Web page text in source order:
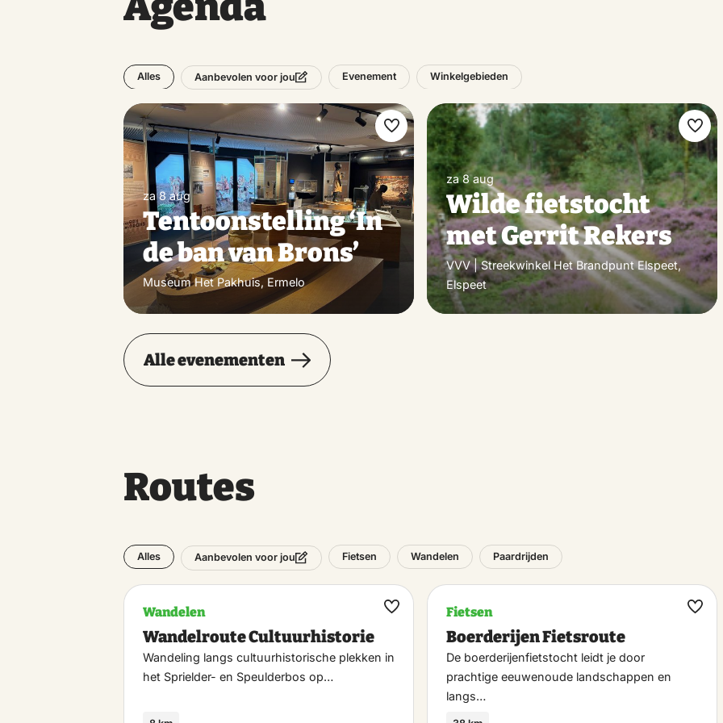
Alles Aanbevolen voor jou Evenement Winkelgebieden
za 8 aug
Tentoonstelling ‘In
de ban van Brons’
Museum Het Pakhuis, Ermelo
Maak
favoriet
za 8 aug
Wilde fietstocht
met Gerrit Rekers
VVV | Streekwinkel Het Brandpunt Elspeet,
Elspeet
Alle evenementen
Routes
Alles Aanbevolen voor jou Fietsen Wandelen Paardrijden
Wandelen
Wandelroute Cultuurhistorie
Wandeling langs cultuurhistorische plekken in
het Sprielder- en Speulderbos op…
Maak
Fietsen
Boerderijen Fietsroute
De boerderijenfietstocht leidt je door
prachtige eeuwenoude landschappen en
langs…
Maak